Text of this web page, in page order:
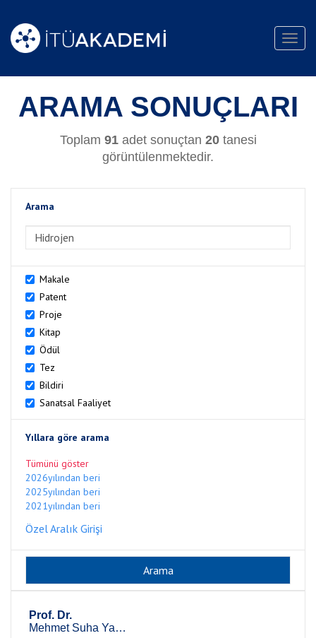
ARAMA SONUÇLARI
Toplam 91adet sonuçtan 20tanesi
görüntülenmektedir.
Arama
Makale
Patent
Proje
Kitap
Ödül
Tez
Bildiri
Sanatsal Faaliyet
Yıllara göre arama
Tümünü göster
2026yılından beri
2025yılından beri
2021yılından beri
Özel Aralık Girişi
Prof. Dr.
Mehmet Suha Yazıcı